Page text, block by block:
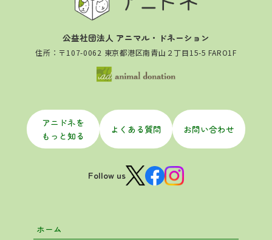
公益社団法人 アニマル・ドネーション
住所：〒107-0062 東京都港区南青山２丁目15-5 FARO1F
アニドネを
もっと知る
よくある質問 お問い合わせ
Follow us
ホーム